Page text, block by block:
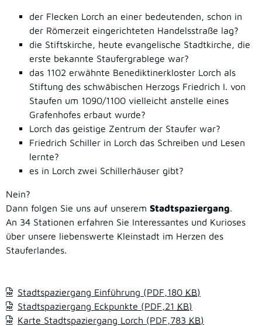
der Flecken Lorch an einer bedeutenden, schon in
der Römerzeit eingerichteten Handelsstraße lag?
die Stiftskirche, heute evangelische Stadtkirche, die
erste bekannte Staufergrablege war?
das 1102 erwähnte Benediktinerkloster Lorch als
Stiftung des schwäbischen Herzogs Friedrich I. von
Staufen um 1090/1100 vielleicht anstelle eines
Grafenhofes erbaut wurde?
Lorch das geistige Zentrum der Staufer war?
Friedrich Schiller in Lorch das Schreiben und Lesen
lernte?
es in Lorch zwei Schillerhäuser gibt?
Nein?
Dann folgen Sie uns auf unserem Stadtspaziergang.
An 34 Stationen erfahren Sie Interessantes und Kurioses
über unsere liebenswerte Kleinstadt im Herzen des
Stauferlandes.
Stadtspaziergang Einführung (PDF,180 KB)
Stadtspaziergang Eckpunkte (PDF,21 KB)
Karte Stadtspaziergang Lorch (PDF,783 KB)